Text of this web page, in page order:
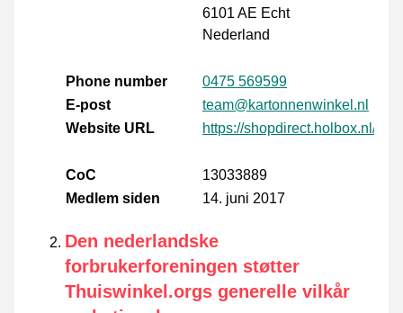
6101 AE Echt
Nederland
Phone number
0475 569599
E-post
team@kartonnenwinkel.nl
Website URL
https://shopdirect.holbox.nl/
CoC
13033889
Medlem siden
14. juni 2017
Den nederlandske
forbrukerforeningen støtter
Thuiswinkel.orgs generelle vilkår